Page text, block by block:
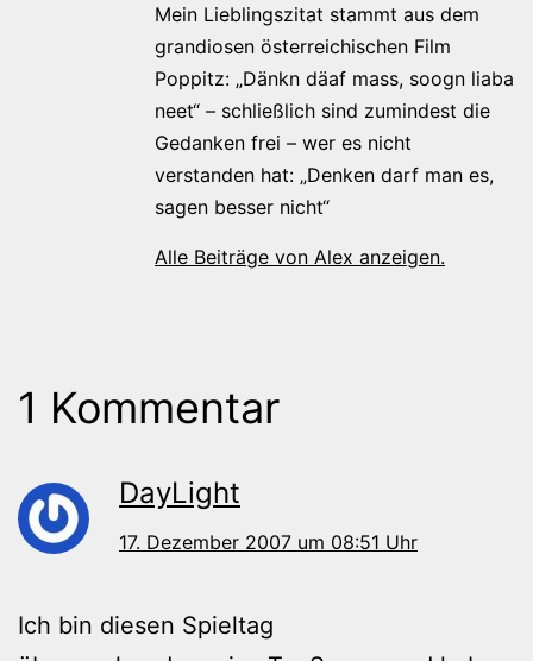
Mein Lieblingszitat stammt aus dem
grandiosen österreichischen Film
Poppitz: „Dänkn däaf mass, soogn liaba
neet“ – schließlich sind zumindest die
Gedanken frei – wer es nicht
verstanden hat: „Denken darf man es,
sagen besser nicht“
Alle Beiträge von Alex anzeigen.
1 Kommentar
DayLight
17. Dezember 2007 um 08:51 Uhr
Ich bin diesen Spieltag